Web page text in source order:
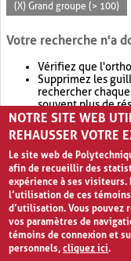
(X) Grand groupe (> 100)
Votre recherche n'a
Vérifiez que
Supprimez les
rechercher
souvent plus de
Envisagez
retournera
NOTRE SITE WEB
REHAUSSER VOTRE
Le site web de
afin de recueillir des
expérience à ses visiteurs.
l’utilisation de ces
d’utilisation. Vous pouvez
vos paramètres de
témoins de connexion et
personnels,cliquez ici.